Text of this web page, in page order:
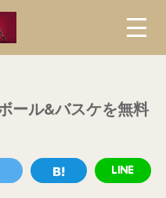
ール&バスケを無料